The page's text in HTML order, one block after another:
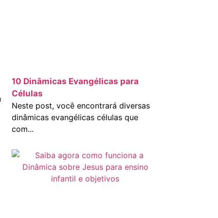
10 Dinâmicas Evangélicas para
Células
Neste post, você encontrará diversas
dinâmicas evangélicas células que
com...